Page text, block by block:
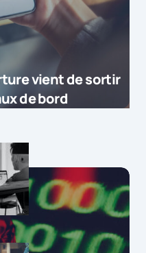
vient de sortir
de bord